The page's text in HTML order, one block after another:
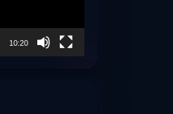
10:20